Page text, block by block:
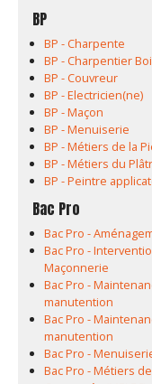
BP
BP - Charpente
BP - Charpentier
BP - Couvreur
BP - Electricien(ne)
BP - Maçon
BP - Menuiserie
BP - Métiers de la
BP - Métiers du
BP - Peintre
Bac Pro
Bac Pro -
Bac Pro -
Maçonnerie
Bac Pro -
manutention
Bac Pro -
manutention
Bac Pro -
Bac Pro - Métiers